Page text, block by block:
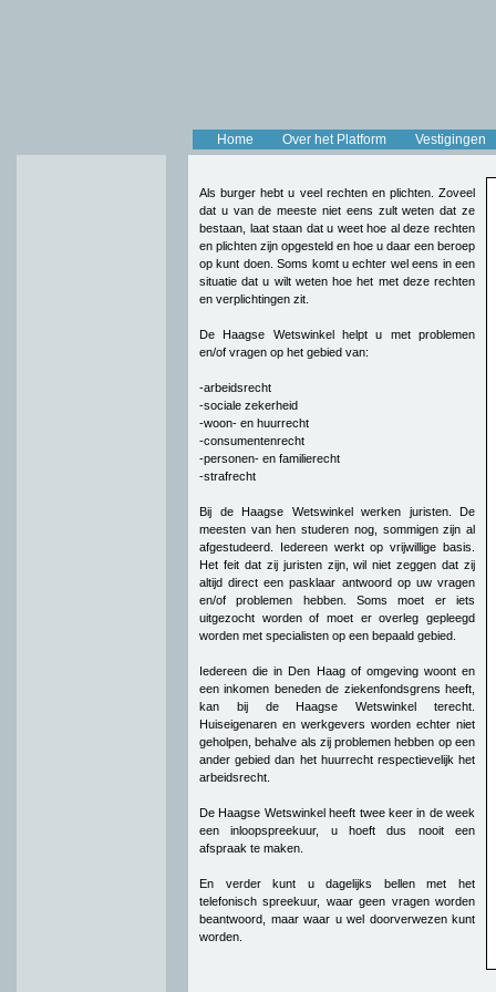
Home Over het Platform Vestigingen
Als burger hebt u veel rechten en plichten. Zoveel
dat u van de meeste niet eens zult weten dat ze
bestaan, laat staan dat u weet hoe al deze rechten
en plichten zijn opgesteld en hoe u daar een beroep
op kunt doen. Soms komt u echter wel eens in een
situatie dat u wilt weten hoe het met deze rechten
en verplichtingen zit.
De Haagse Wetswinkel helpt u met problemen
en/of vragen op het gebied van:
-arbeidsrecht
-sociale zekerheid
-woon- en huurrecht
-consumentenrecht
-personen- en familierecht
-strafrecht
Bij de Haagse Wetswinkel werken juristen. De
meesten van hen studeren nog, sommigen zijn al
afgestudeerd. Iedereen werkt op vrijwillige basis.
Het feit dat zij juristen zijn, wil niet zeggen dat zij
altijd direct een pasklaar antwoord op uw vragen
en/of problemen hebben. Soms moet er iets
uitgezocht worden of moet er overleg gepleegd
worden met specialisten op een bepaald gebied.
Iedereen die in Den Haag of omgeving woont en
een inkomen beneden de ziekenfondsgrens heeft,
kan bij de Haagse Wetswinkel terecht.
Huiseigenaren en werkgevers worden echter niet
geholpen, behalve als zij problemen hebben op een
ander gebied dan het huurrecht respectievelijk het
arbeidsrecht.
De Haagse Wetswinkel heeft twee keer in de week
een inloopspreekuur, u hoeft dus nooit een
afspraak te maken.
En verder kunt u dagelijks bellen met het
telefonisch spreekuur, waar geen vragen worden
beantwoord, maar waar u wel doorverwezen kunt
worden.